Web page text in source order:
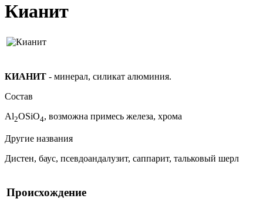
Кианит
КИАНИТ - минерал, силикат алюминия.
Состав
Al2OSiO4, возможна примесь железа, хрома
Другие названия
Дистен, баус, псевдоандалузит, саппарит, тальковый шерл
Происхождение